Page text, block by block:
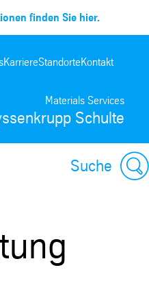
finden Sie hier.
Materials Services
Schulte
KarriereStandorteKontakt
Suche